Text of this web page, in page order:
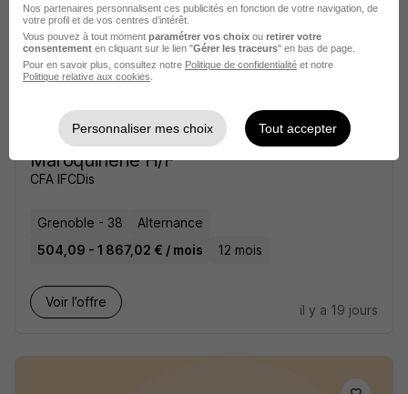
Apprentissage - Vendeur
Maroquinerie H/F
CFA IFCDis
Grenoble - 38
Alternance
504,09 - 1 867,02 € / mois
12 mois
Voir l’offre
il y a 19 jours
Nos partenaires personnalisent ces publicités en fonction de votre navigation, de
votre profil et de vos centres d’intérêt.
Vous pouvez à tout moment paramétrer vos choix ou retirer votre
consentement en cliquant sur le lien "Gérer les traceurs" en bas de page.
Pour en savoir plus, consultez notre Politique de confidentialité et notre
Politique relative aux cookies
Personnaliser mes choix Tout accepter